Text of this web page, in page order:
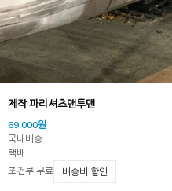
제작 파리셔츠맨투맨
69,000원
국내배송
택배
조건부 무료
배송비 할인